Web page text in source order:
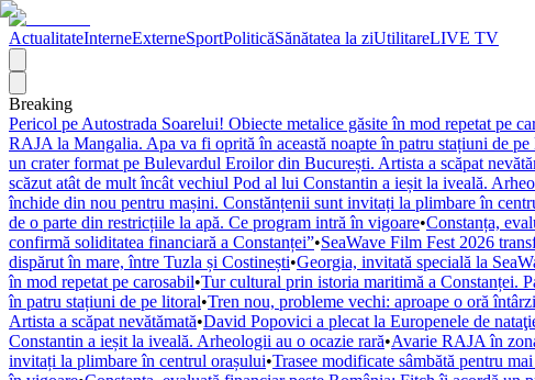
ActualitateInterneExterneSportPoliticăSănătatea la ziUtilitareLIVE TV
Breaking
Pericol pe Autostrada Soarelui! Obiecte metalice găsite în mod repetat pe
RAJA la Mangalia. Apa va fi oprită în această noapte în patru stațiuni de pe
un crater format pe Bulevardul Eroilor din București. Artista a scăpat
scăzut atât de mult încât vechiul Pod al lui Constantin a ieșit la iveală.
închide din nou pentru mașini. Constănțenii sunt invitați la plimbare în
de o parte din restricțiile la apă. Ce program intră în vigoare•Constanța,
confirmă soliditatea financiară a Constanței”•SeaWave Film Fest 2026
dispărut în mare, între Tuzla și Costinești•Georgia, invitată specială la
în mod repetat pe carosabil•Tur cultural prin istoria maritimă a Constanței.
în patru stațiuni de pe litoral•Tren nou, probleme vechi: aproape o oră
Artista a scăpat nevătămată•David Popovici a plecat la Europenele de
Constantin a ieșit la iveală. Arheologii au o ocazie rară•Avarie RAJA în
invitați la plimbare în centrul orașului•Trasee modificate sâmbătă pentru